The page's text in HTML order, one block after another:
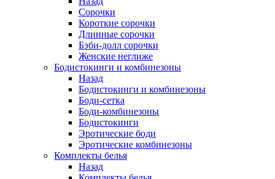
Сорочки
Короткие сорочки
Длинные сорочки
Бэби-долл сорочки
Женские неглиже
Бодистокинги и комбинезоны
Назад
Бодистокинги и комбинезоны
Боди-сетка
Боди-комбинезоны
Бодистокинги
Эротические боди
Эротические комбинезоны
Комплекты белья
Назад